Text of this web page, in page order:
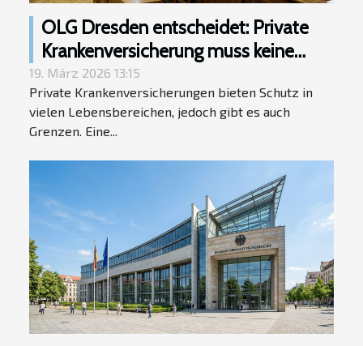
OLG Dresden entscheidet: Private
Krankenversicherung muss keine
Kosten für Schlitten-Bergrettung
übernehmen.
19. März 2026 13:15
Private Krankenversicherungen bieten Schutz in
vielen Lebensbereichen, jedoch gibt es auch
Grenzen. Eine...